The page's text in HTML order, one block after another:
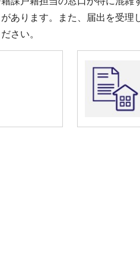
あります。また、届出を受理
さい。